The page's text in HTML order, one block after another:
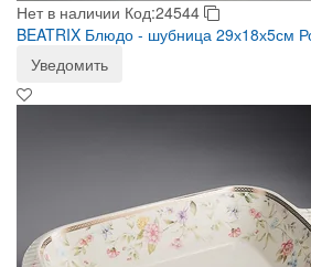
Нет в наличии Код:24544
BEATRIX Блюдо - шубница 29х18х5см
Уведомить